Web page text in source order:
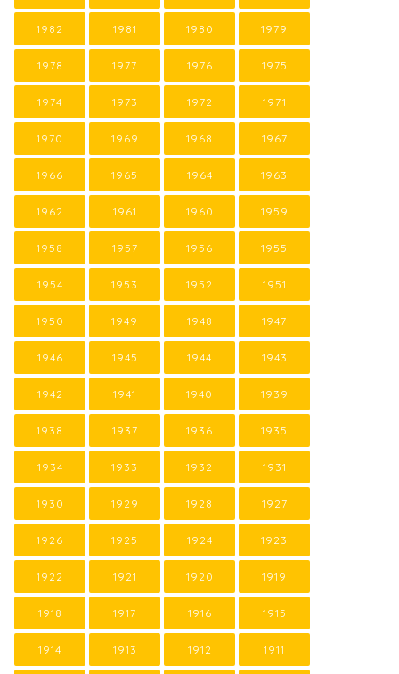
1982 1981 1980 1979
1978 1977 1976 1975
1974 1973 1972 1971
1970 1969 1968 1967
1966 1965 1964 1963
1962 1961 1960 1959
1958 1957 1956 1955
1954 1953 1952 1951
1950 1949 1948 1947
1946 1945 1944 1943
1942 1941 1940 1939
1938 1937 1936 1935
1934 1933 1932 1931
1930 1929 1928 1927
1926 1925 1924 1923
1922 1921 1920 1919
1918 1917 1916 1915
1914 1913 1912 1911